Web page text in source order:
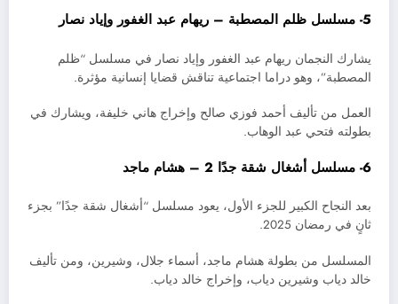
5- مسلسل ظلم المصطبة – ريهام عبد الغفور وإياد نصار
يشارك النجمان ريهام عبد الغفور وإياد نصار في مسلسل “ظلم
المصطبة”، وهو دراما اجتماعية تناقش قضايا إنسانية مؤثرة.
العمل من تأليف أحمد فوزي صالح وإخراج هاني خليفة، ويشارك في
بطولته فتحي عبد الوهاب.
6- مسلسل أشغال شقة جدًا 2 – هشام ماجد
بعد النجاح الكبير للجزء الأول، يعود مسلسل “أشغال شقة جدًا” بجزء
ثانٍ في رمضان 2025.
المسلسل من بطولة هشام ماجد، أسماء جلال، وشيرين، ومن تأليف
خالد دياب وشيرين دياب، وإخراج خالد دياب.